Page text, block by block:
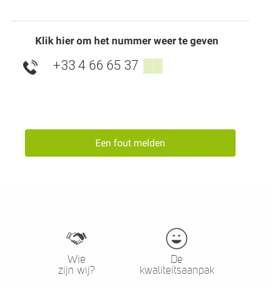
Klik hier om het nummer weer te geven
+33 4 66 65 37 ▒▒
Een fout melden
Wie
zijn wij?
De
kwaliteitsaanpak